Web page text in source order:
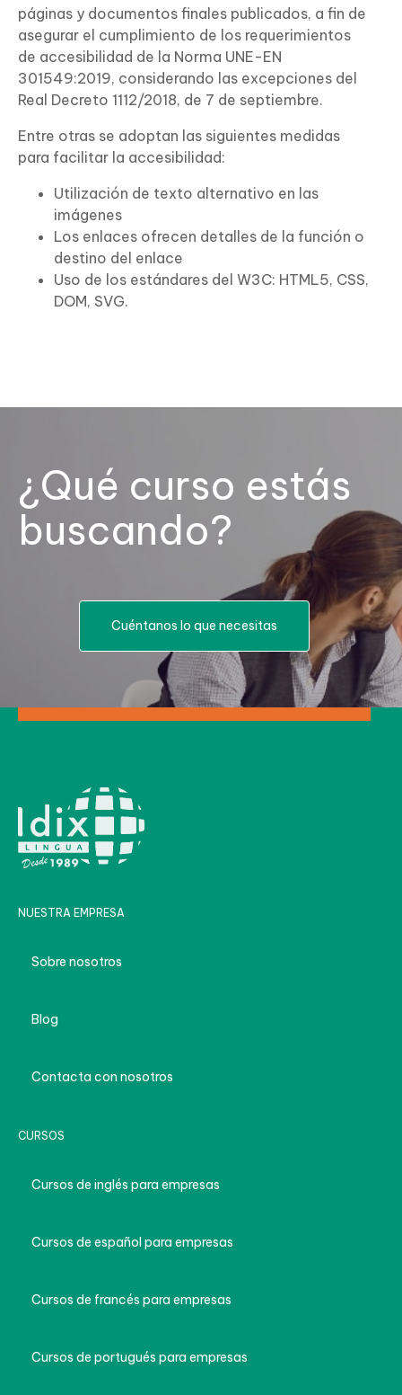
páginas y documentos finales publicados, a fin de
asegurar el cumplimiento de los requerimientos
de accesibilidad de la Norma UNE-EN
301549:2019, considerando las excepciones del
Real Decreto 1112/2018, de 7 de septiembre.
Entre otras se adoptan las siguientes medidas
para facilitar la accesibilidad:
Utilización de texto alternativo en las
imágenes
Los enlaces ofrecen detalles de la función o
destino del enlace
Uso de los estándares del W3C: HTML5, CSS,
DOM, SVG.
¿Qué curso estás
buscando?
Cuéntanos lo que necesitas
NUESTRA EMPRESA
Sobre nosotros
Blog
Contacta con nosotros
CURSOS
Cursos de inglés para empresas
Cursos de español para empresas
Cursos de francés para empresas
Cursos de portugués para empresas
Pon a prueba tu nivel con este
test de inglés GRATIS